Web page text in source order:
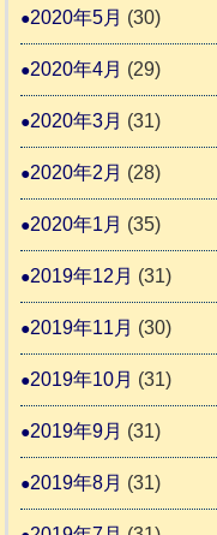
2020年5月 (30)
2020年4月 (29)
2020年3月 (31)
2020年2月 (28)
2020年1月 (35)
2019年12月 (31)
2019年11月 (30)
2019年10月 (31)
2019年9月 (31)
2019年8月 (31)